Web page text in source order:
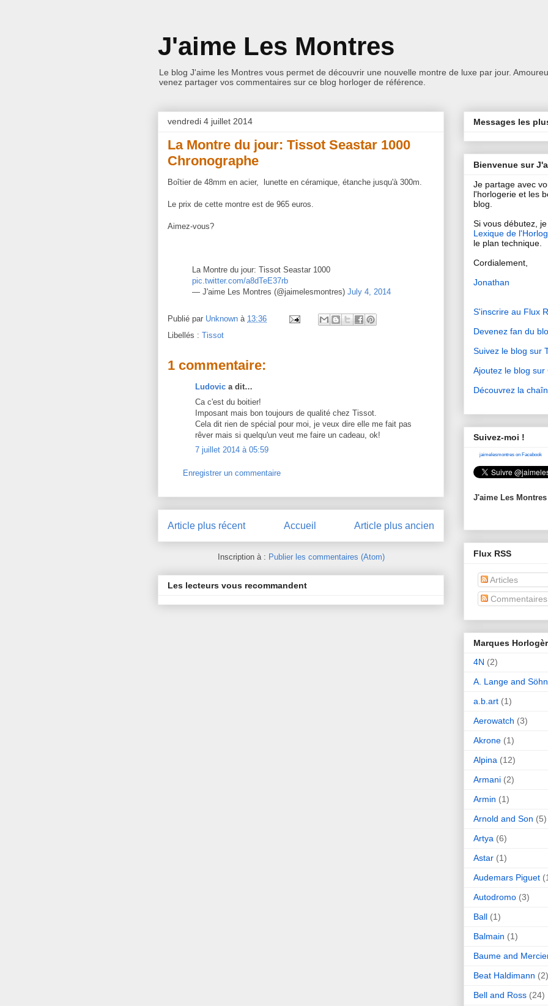
J'aime Les Montres
Le blog J'aime les Montres vous permet de découvrir une nouvelle montre de luxe par jour.
venez partager vos commentaires sur ce blog horloger de référence.
vendredi 4 juillet 2014
La Montre du jour: Tissot Seastar 1000
Chronographe
Boîtier de 48mm en acier, lunette en céramique, étanche jusqu'à 300m.
Le prix de cette montre est de 965 euros.
Aimez-vous?
La Montre du jour: Tissot Seastar 1000
pic.twitter.com/a8dTeE37rb
— J'aime Les Montres (@jaimelesmontres) July 4, 2014
Publié par Unknown à 13:36
Libellés : Tissot
1 commentaire:
Ludovic a dit…
Ca c'est du boitier!
Imposant mais bon toujours de qualité chez Tissot.
Cela dit rien de spécial pour moi, je veux dire elle me fait pas
rêver mais si quelqu'un veut me faire un cadeau, ok!
7 juillet 2014 à 05:59
Enregistrer un commentaire
Article plus récent Article plus ancien
Accueil
Inscription à : Publier les commentaires (Atom)
Les lecteurs vous recommandent
Messages les
Bienvenue sur
Je partage avec
l'horlogerie et les
blog.
Si vous débutez,
Lexique de
le plan technique.
Cordialement,
Jonathan
S'inscrire au Flux
Devenez fan du
Suivez le blog sur
Ajoutez le blog sur
Découvrez la
Suivez-moi !
jaimelesmontres on Facebook
J'aime Les Montres
Flux RSS
Articles
Commentaires
Marques
4N (2)
A. Lange and
a.b.art (1)
Aerowatch (3)
Akrone (1)
Alpina (12)
Armani (2)
Armin (1)
Arnold and Son (5)
Artya (6)
Astar (1)
Audemars Piguet
Autodromo (3)
Ball (1)
Balmain (1)
Baume and
Beat Haldimann (2)
Bell and Ross (24)